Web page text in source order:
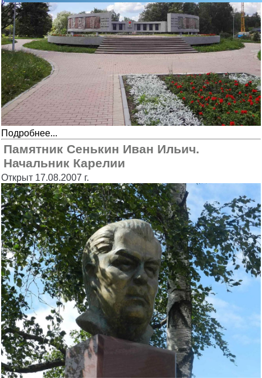
Подробнее...
Памятник Сенькин Иван Ильич.
Начальник Карелии
Открыт 17.08.2007 г.